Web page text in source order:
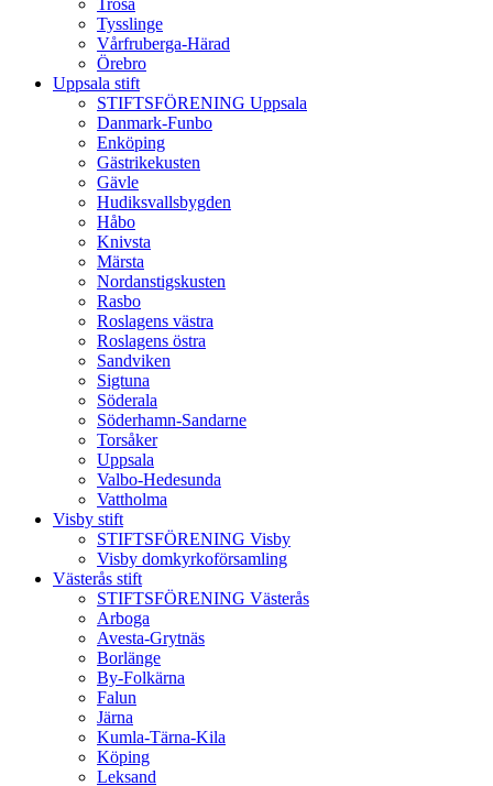
Trosa
Tysslinge
Vårfruberga-Härad
Örebro
Uppsala stift
STIFTSFÖRENING Uppsala
Danmark-Funbo
Enköping
Gästrikekusten
Gävle
Hudiksvallsbygden
Håbo
Knivsta
Märsta
Nordanstigskusten
Rasbo
Roslagens västra
Roslagens östra
Sandviken
Sigtuna
Söderala
Söderhamn-Sandarne
Torsåker
Uppsala
Valbo-Hedesunda
Vattholma
Visby stift
STIFTSFÖRENING Visby
Visby domkyrkoförsamling
Västerås stift
STIFTSFÖRENING Västerås
Arboga
Avesta-Grytnäs
Borlänge
By-Folkärna
Falun
Järna
Kumla-Tärna-Kila
Köping
Leksand